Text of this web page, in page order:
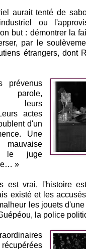
aurait tenté de
ou
but : démontrer la
par le
étrangers, dont
parole,
leurs
actes
d'un
Une
le juge
»
vrai, l'histoire
existé et les
les jouets
la police